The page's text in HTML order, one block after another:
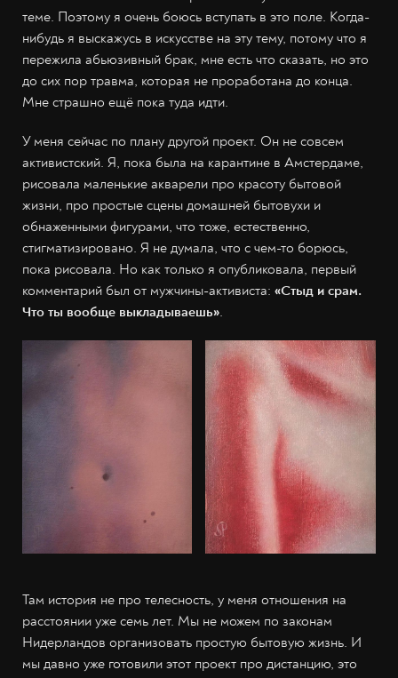
теме. Поэтому я очень боюсь вступать в это поле. Когда-
нибудь я выскажусь в искусстве на эту тему, потому что я
пережила абьюзивный брак, мне есть что сказать, но это
до сих пор травма, которая не проработана до конца.
Мне страшно ещё пока туда идти.
У меня сейчас по плану другой проект. Он не совсем
активистский. Я, пока была на карантине в Амстердаме,
рисовала маленькие акварели про красоту бытовой
жизни, про простые сцены домашней бытовухи и
обнаженными фигурами, что тоже, естественно,
стигматизировано. Я не думала, что с чем-то борюсь,
пока рисовала. Но как только я опубликовала, первый
комментарий был от мужчины-активиста: «Стыд и срам.
Что ты вообще выкладываешь».
Там история не про телесность, у меня отношения на
расстоянии уже семь лет. Мы не можем по законам
Нидерландов организовать простую бытовую жизнь. И
мы давно уже готовили этот проект про дистанцию, это